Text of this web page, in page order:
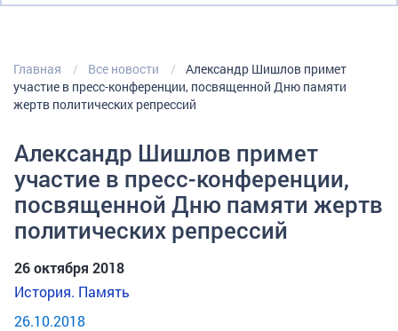
Главная Все новости
Александр Шишлов примет
участие в пресс-конференции, посвященной Дню памяти
жертв политических репрессий
Александр Шишлов примет
участие в пресс-конференции,
посвященной Дню памяти жертв
политических репрессий
26 октября 2018
История. Память
26.10.2018